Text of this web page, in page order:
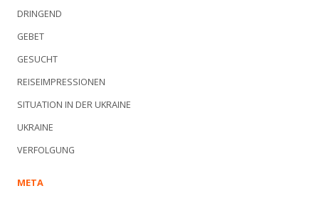
DRINGEND
GEBET
GESUCHT
REISEIMPRESSIONEN
SITUATION IN DER UKRAINE
UKRAINE
VERFOLGUNG
META